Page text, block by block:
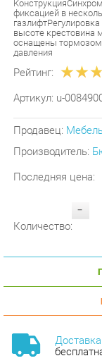
высоте крестовина
оснащены тормозом
давления
Рейтинг:
Артикул: u-0084900
Продавец:Мебель-
Производитель:
-
Сборкас